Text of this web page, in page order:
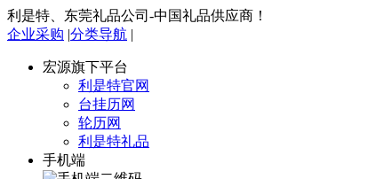
利是特、东莞礼品公司-中国礼品供应商！
企业采购 |分类导航 |
宏源旗下平台
利是特官网
台挂历网
轮历网
利是特礼品
手机端